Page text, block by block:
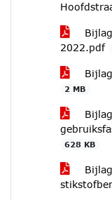
2022.pdf
2 MB
628 KB